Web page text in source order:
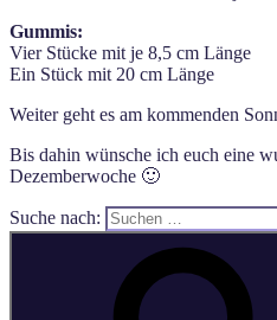
Gummis:
Vier Stücke mit je 8,5 cm Länge
Ein Stück mit 20 cm Länge
Weiter geht es am kommenden
Bis dahin wünsche ich euch eine
Dezemberwoche 🙂
Suche nach: